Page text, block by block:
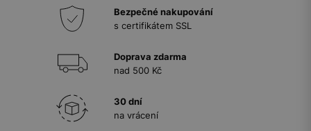
Bezpečné nakupování
s certifikátem SSL
Doprava zdarma
nad 500 Kč
30 dní
na vrácení